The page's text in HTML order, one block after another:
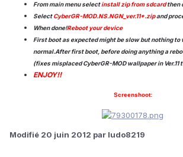
From main menu selectinstall zip from sdcardthen
SelectCyberGR-MOD.NS.NGN_ver.11*.zipand
When done!Reboot your device
First boot as expected might be slow but nothing to
normal.After first boot, before doing anything a
(fixes misplaced CyberGR-MOD wallpaper in Ver.11
ENJOY!!
Screenshoot:
Modifié 20 juin 2012 par ludo8219